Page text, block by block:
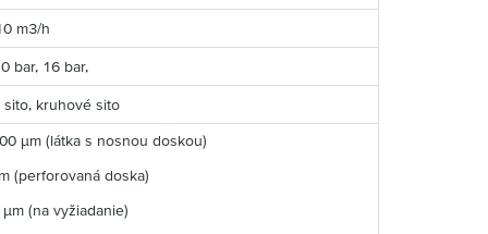
m3/h
bar, 16 bar,
sito, kruhové sito
µm (látka s nosnou doskou)
(perforovaná doska)
(na vyžiadanie)